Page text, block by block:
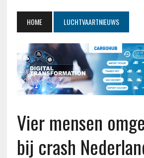
HOME LUCHTVAARTNIEUWS
Vier mensen
bij crash